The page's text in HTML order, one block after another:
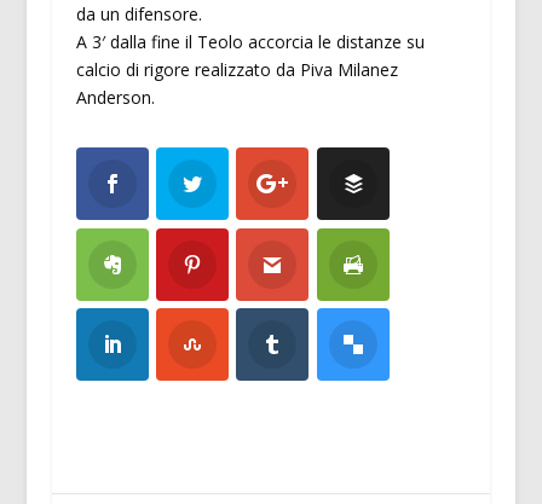
da un difensore.
A 3′ dalla fine il Teolo accorcia le distanze su
calcio di rigore realizzato da Piva Milanez
Anderson.